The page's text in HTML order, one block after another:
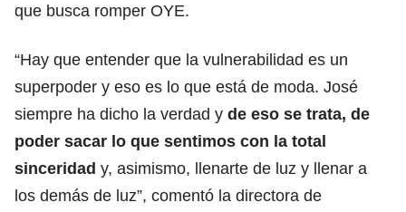
que busca romper OYE.
“Hay que entender que la vulnerabilidad es un
superpoder y eso es lo que está de moda. José
siempre ha dicho la verdad y de eso se trata, de
poder sacar lo que sentimos con la total
sinceridad y, asimismo, llenarte de luz y llenar a
los demás de luz”, comentó la directora de